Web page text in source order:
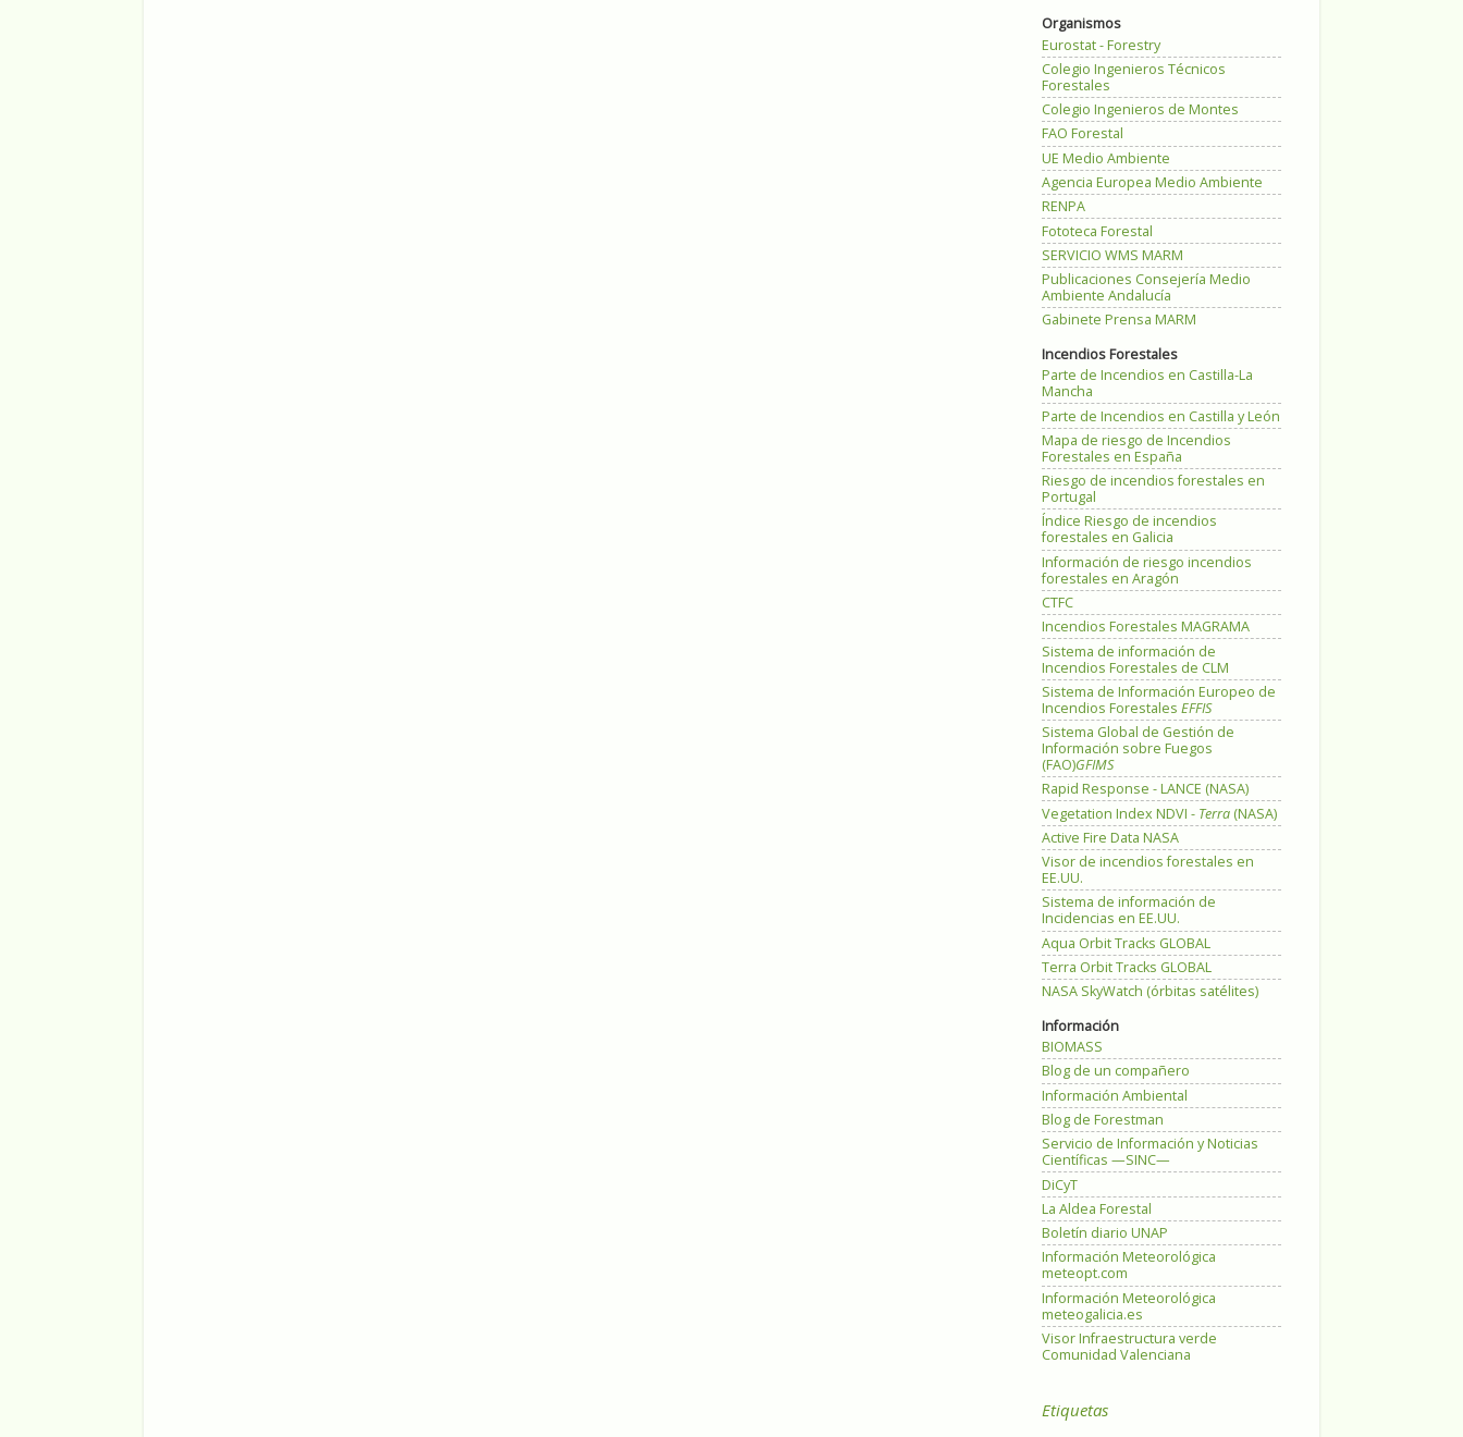
Organismos
Eurostat - Forestry
Colegio Ingenieros Técnicos
Forestales
Colegio Ingenieros de Montes
FAO Forestal
UE Medio Ambiente
Agencia Europea Medio Ambiente
RENPA
Fototeca Forestal
SERVICIO WMS MARM
Publicaciones Consejería Medio
Ambiente Andalucía
Gabinete Prensa MARM
Incendios Forestales
Parte de Incendios en Castilla-La
Mancha
Parte de Incendios en Castilla y León
Mapa de riesgo de Incendios
Forestales en España
Riesgo de incendios forestales en
Portugal
Índice Riesgo de incendios
forestales en Galicia
Información de riesgo incendios
forestales en Aragón
CTFC
Incendios Forestales MAGRAMA
Sistema de información de
Incendios Forestales de CLM
Sistema de Información Europeo de
Incendios Forestales EFFIS
Sistema Global de Gestión de
Información sobre Fuegos
(FAO)GFIMS
Rapid Response - LANCE (NASA)
Vegetation Index NDVI - Terra (NASA)
Active Fire Data NASA
Visor de incendios forestales en
EE.UU.
Sistema de información de
Incidencias en EE.UU.
Aqua Orbit Tracks GLOBAL
Terra Orbit Tracks GLOBAL
NASA SkyWatch (órbitas satélites)
Información
BIOMASS
Blog de un compañero
Información Ambiental
Blog de Forestman
Servicio de Información y Noticias
Científicas —SINC—
DiCyT
La Aldea Forestal
Boletín diario UNAP
Información Meteorológica
meteopt.com
Información Meteorológica
meteogalicia.es
Visor Infraestructura verde
Comunidad Valenciana
Etiquetas